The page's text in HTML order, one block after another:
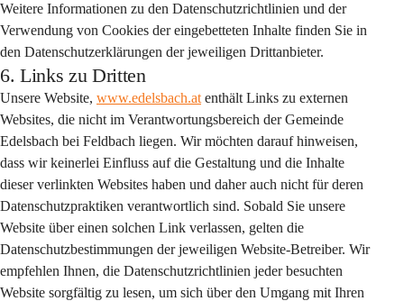
Weitere Informationen zu den Datenschutzrichtlinien und der
Verwendung von Cookies der eingebetteten Inhalte finden Sie in
den Datenschutzerklärungen der jeweiligen Drittanbieter.
6. Links zu Dritten
Unsere Website, www.edelsbach.at enthält Links zu externen
Websites, die nicht im Verantwortungsbereich der Gemeinde
Edelsbach bei Feldbach liegen. Wir möchten darauf hinweisen,
dass wir keinerlei Einfluss auf die Gestaltung und die Inhalte
dieser verlinkten Websites haben und daher auch nicht für deren
Datenschutzpraktiken verantwortlich sind. Sobald Sie unsere
Website über einen solchen Link verlassen, gelten die
Datenschutzbestimmungen der jeweiligen Website-Betreiber. Wir
empfehlen Ihnen, die Datenschutzrichtlinien jeder besuchten
Website sorgfältig zu lesen, um sich über den Umgang mit Ihren